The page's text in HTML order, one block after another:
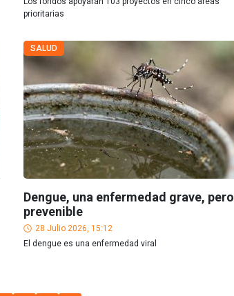
prioritarias
SALUD
Dengue, una enfermedad grave, pero
prevenible
28 Julio 2026, 15:12
El dengue es una enfermedad viral